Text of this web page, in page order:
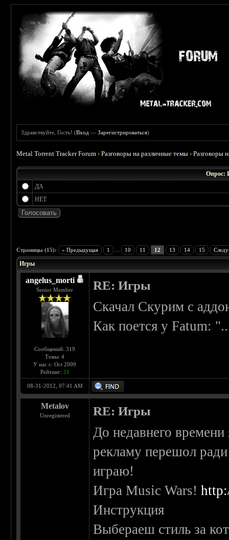
Здравствуйте, Гость! (Вход —Зарегистрироваться)
Metal Torrent Tracker Forum ›Разговоры на различные темы ›Разговоры
Опрос:
ДА
НЕТ
Страницы (15): « Предыдущая 1 10 11 12 13 14 15
Игры
angelus_morti
Senior Member
Сообщений: 319
Темы: 4
У нас с: Oct 2009
Рейтинг: 21
RE: Игры
Скачал Скурим с
Как поется у Fatum:
08-31-2012, 07:41 AM
Metalov
Unregistered RE: Игры
До недавнего
рекламу перешол
играю!
Игра Music Wars!
Инструкция
Выбераеш стиль за